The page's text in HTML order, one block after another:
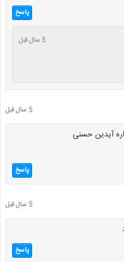
پاسخ
5 سال قبل
5 سال قبل
آیدین حسنی
پاسخ
5 سال قبل
پاسخ